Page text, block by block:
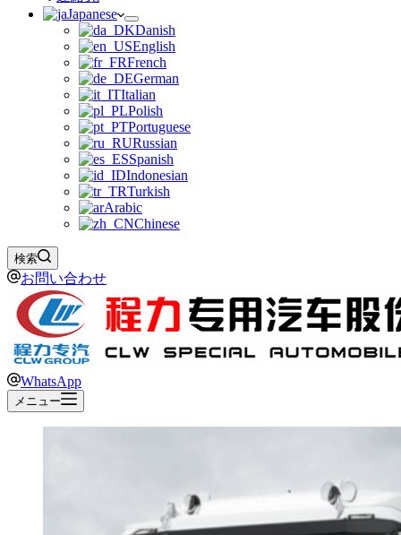
Japanese
Danish
English
French
German
Italian
Polish
Portuguese
Russian
Spanish
Indonesian
Turkish
Arabic
Chinese
検索
お問い合わせ
WhatsApp
メニュー